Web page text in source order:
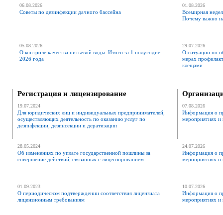
06.08.2026
Советы по дезинфекции дачного бассейна
05.08.2026
О контроле качества питьевой воды. Итоги за 1 полугодие
2026 года
01.08.2026
Всемирная
Почему важно
29.07.2026
О ситуации по
мерах
клещами
Регистрация и лицензирование
19.07.2024
Для юридических лиц и индивидуальных предпринимателей,
осуществляющих деятельность по оказанию услуг по
дезинфекции, дезинсекции и дератизации
28.05.2024
Об изменениях по уплате государственной пошлины за
совершение действий, связанных с лицензированием
01.09.2023
О периодическом подтверждении соответствия лицензиата
лицензионным требованиям
07.08.2026
Информация о
мероприятиях и
24.07.2026
Информация о
мероприятиях и
10.07.2026
Информация о
мероприятиях и